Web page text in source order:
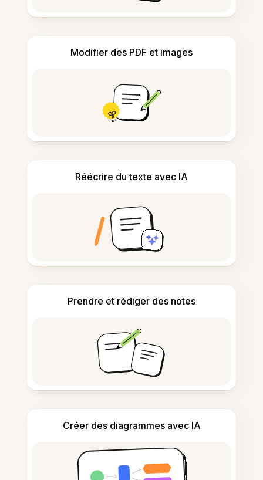
Modifier des PDF et images
Réécrire du texte avec IA
Prendre et rédiger des notes
Créer des diagrammes avec IA